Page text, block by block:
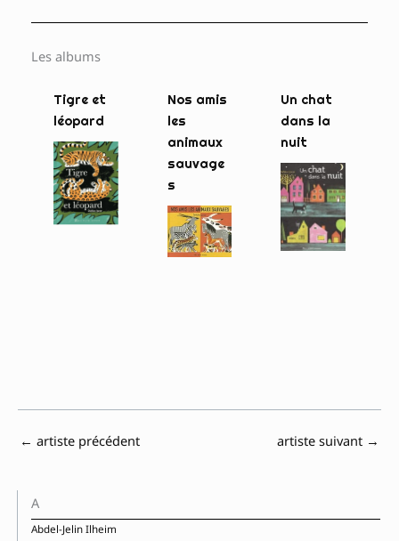
Les albums
Tigre et
léopard
Nos amis
les
animaux
sauvage
s
Un chat
dans la
nuit
← artiste précédent artiste suivant →
A
Abdel-Jelin Ilheim